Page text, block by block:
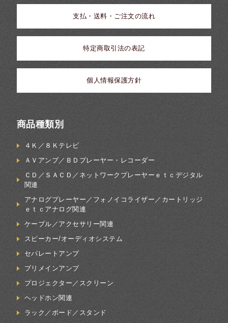
支払・送料・ご注文の流れ
特定商取引法の表記
個人情報保護方針
商品種類別
４Ｋ／８Ｋテレビ
ＡＶアンプ／ＢＤプレーヤー・レコーダー
ＣＤ／ＳＡＣＤ／ネットワークプレーヤーｅｔｃデジタル
関連
アナログプレーヤー／フォノイコライザー／カートリッジ
ｅｔｃアナログ関連
ケーブル／アクセサリー関連
スピーカー/オーディオシステム
セパレートアンプ
プリメインアンプ
プロジェクター／スクリーン
ヘッドホン関連
ラック／ボード／スタンド